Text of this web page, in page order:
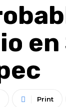
en
Print